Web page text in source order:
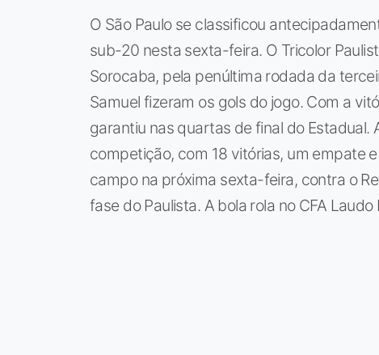
O São Paulo se classificou
sub-20 nesta sexta-feira. O Tricolor
Sorocaba, pela penúltima rodada da
Samuel fizeram os gols do jogo. Com a
garantiu nas quartas de final do
competição, com 18 vitórias, um empate
campo na próxima sexta-feira, contra o
fase do Paulista. A bola rola no CFA